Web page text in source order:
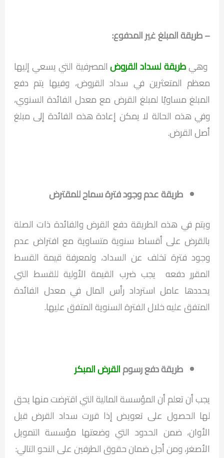
– طريقة المبلغ غير المدفوع:
وهيطريقة لسداد القروضالمصرفية التي يسعي إليها
معظم المتعثرين في سداد القروض، وفيها يتم دفع
المبلغ مساويًا لمبلغ القرض مع معدل الفائدة السنوي،
وفي هذه الحالة لا يمكن إعادة هذه الفائدة إلى مبلغ
أصل القرض.
طريقة عدم وجود فترة سماح للمقترض
ويتم في هذه الطريقة دفع القرض والفائدة ذات الصلة
بالقرض على أقساط سنوية متساوية مع افتراض عدم
وجود فترة تخلف عن السداد، ولمعرفة قيمة القسط
المقرر دفعه يجب ضرب القيمة الأولية للقسط التي
يحددها عامل استرداد رأس المال في معدل الفائدة
المتفق عليه خلال الفترة السنوية المتفق عليها.
طريقة دفع رسومالقرض المبكر
يجب أن تعلم أن المؤسسة المالية التي اقترضت منها يحق
لها الحصول على تعويض إذا قررت سداد القرض قبل
الأوان، ضمن الحدود التي وضعتها مؤسسة التمويل
الأصغر، ومن أجل ضمان حقوق الطرفين على النحو التالي: